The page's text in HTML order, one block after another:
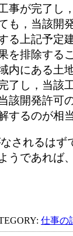
事が完了し
も，当該開
る上記予定
を排除する
内にある土
了し，当該
該開発許可
するのが相
されるはず
うであれば
仕事の